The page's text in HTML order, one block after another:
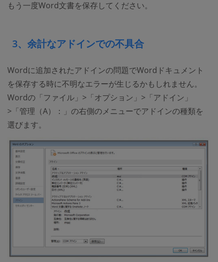
もう一度Word文書を保存してください。
3、余計なアドインでの不具合
Wordに追加されたアドインの問題でWordドキュメント
を保存する時に不明なエラーが生じるかもしれません。
Wordの「ファイル」>「オプション」>「アドイン」
>「管理（A）：」の右側のメニューでアドインの種類を
選びます。